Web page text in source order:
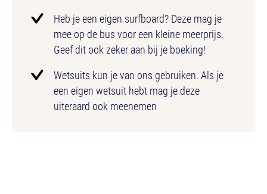
Heb je een eigen surfboard? Deze mag je
mee op de bus voor een kleine meerprijs.
Geef dit ook zeker aan bij je boeking!
Wetsuits kun je van ons gebruiken. Als je
een eigen wetsuit hebt mag je deze
uiteraard ook meenemen